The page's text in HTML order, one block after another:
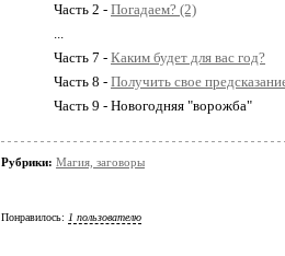
Часть 2 - Погадаем? (2)
...
Часть 7 - Каким будет для вас год?
Часть 8 - Получить свое
Часть 9 - Новогодняя "ворожба"
Рубрики: Магия, заговоры
Понравилось: 1 пользователю